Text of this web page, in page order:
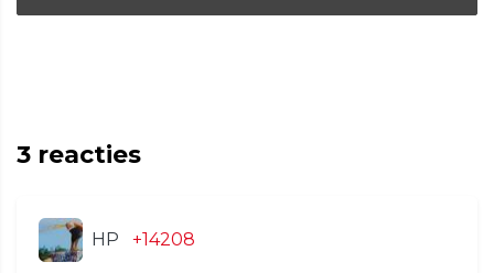
3 reacties
HP +14208